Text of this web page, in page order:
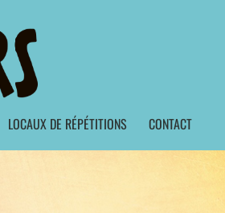
LOCAUX DE RÉPÉTITIONS CONTACT